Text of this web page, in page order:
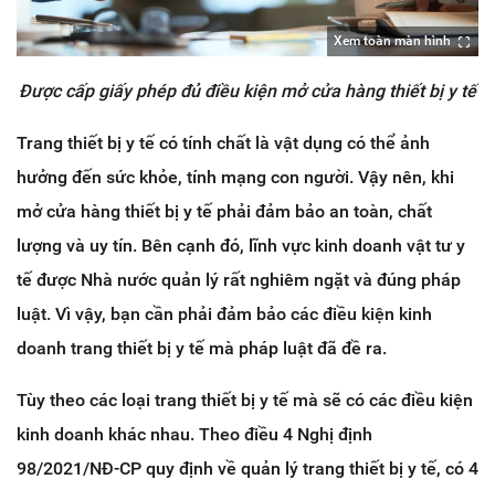
Xem toàn màn hình
Được cấp giấy phép đủ điều kiện mở cửa hàng thiết bị y tế
Trang thiết bị y tế có tính chất là vật dụng có thể ảnh
hưởng đến sức khỏe, tính mạng con người. Vậy nên, khi
mở cửa hàng thiết bị y tế phải đảm bảo an toàn, chất
lượng và uy tín. Bên cạnh đó, lĩnh vực kinh doanh vật tư y
tế được Nhà nước quản lý rất nghiêm ngặt và đúng pháp
luật. Vì vậy, bạn cần phải đảm bảo các điều kiện kinh
doanh trang thiết bị y tế mà pháp luật đã đề ra.
Tùy theo các loại trang thiết bị y tế mà sẽ có các điều kiện
kinh doanh khác nhau. Theo điều 4 Nghị định
98/2021/NĐ-CP quy định về quản lý trang thiết bị y tế, có 4